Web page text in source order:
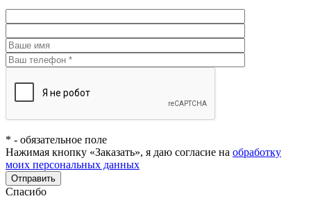
* - обязательное поле
Нажимая кнопку «Заказать», я даю согласие на обработку
моих персональных данных
Отправить
Спасибо